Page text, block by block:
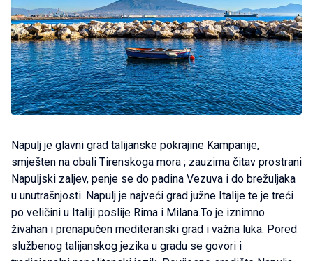
Napulj je glavni grad talijanske pokrajine Kampanije,
smješten na obali Tirenskoga mora ; zauzima čitav prostrani
Napuljski zaljev, penje se do padina Vezuva i do brežuljaka
u unutrašnjosti. Napulj je najveći grad južne Italije te je treći
po veličini u Italiji poslije Rima i Milana.To je iznimno
živahan i prenapučen mediteranski grad i važna luka. Pored
službenog talijanskog jezika u gradu se govori i